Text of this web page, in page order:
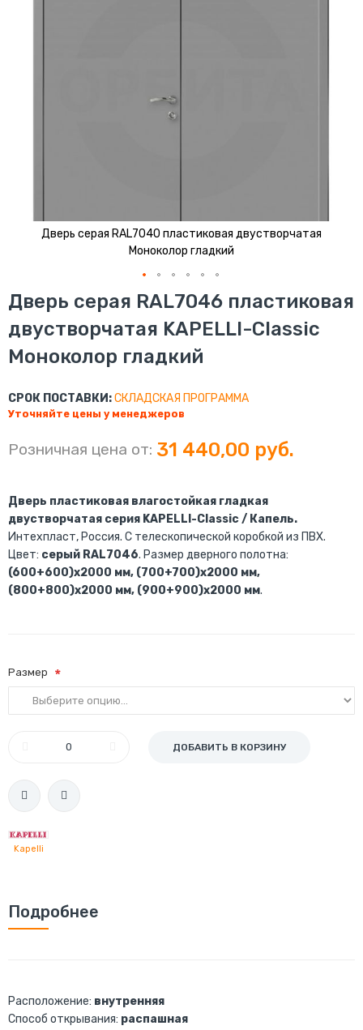
Дверь серая RAL7040 пластиковая двустворчатая
Моноколор гладкий
Перейти
к
началу
галереи
изображений
Дверь серая RAL7046 пластиковая
двустворчатая KAPELLI-Classic
Моноколор гладкий
СРОК ПОСТАВКИ:СКЛАДСКАЯ ПРОГРАММА
Уточняйте цены у менеджеров
Розничная цена от: 31 440,00 руб.
Дверь пластиковая влагостойкая гладкая
двустворчатая серия KAPELLI-Classic / Капель.
Интехпласт, Россия. С телескопической коробкой из ПВХ.
Цвет: серый RAL7046. Размер дверного полотна:
(600+600)х2000 мм, (700+700)х2000 мм,
(800+800)х2000 мм, (900+900)х2000 мм.
Размер
ДОБАВИТЬ В КОРЗИНУ
Kapelli
Подробнее
Расположение: внутренняя
Способ открывания: распашная